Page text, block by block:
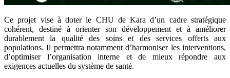
Ce projet vise à doter le CHU de Kara d’un cadre stratégique
cohérent, destiné à orienter son développement et à améliorer
durablement la qualité des soins et des services offerts aux
populations. Il permettra notamment d’harmoniser les interventions,
d’optimiser l’organisation interne et de mieux répondre aux
exigences actuelles du système de santé.